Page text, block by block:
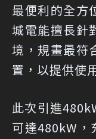
最便利的全方
城電能擅長針
境，規畫最符
置，以提供使
此次引進
可達480kW，